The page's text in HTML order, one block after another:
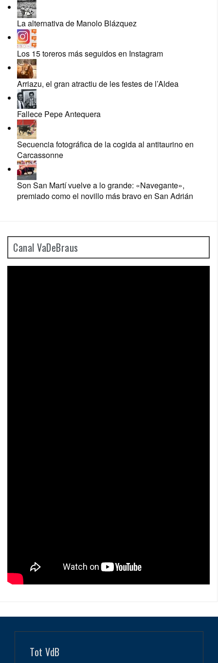
La alternativa de Manolo Blázquez
Los 15 toreros más seguidos en Instagram
Arriazu, el gran atractiu de les festes de l’Aldea
Fallece Pepe Antequera
Secuencia fotográfica de la cogida al antitaurino en
Carcassonne
Son San Martí vuelve a lo grande: «Navegante»,
premiado como el novillo más bravo en San Adrián
Canal VaDeBraus
Tot VdB